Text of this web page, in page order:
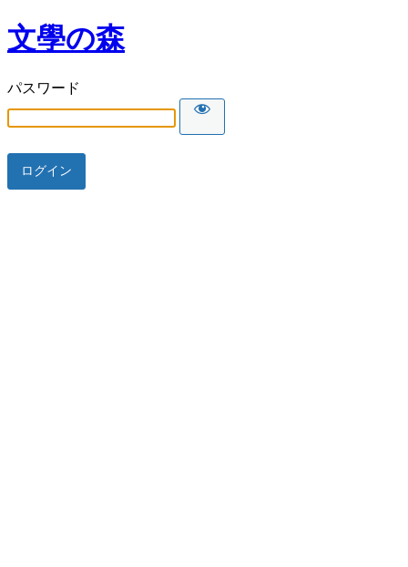
文學の森
パスワード